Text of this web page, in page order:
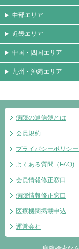
中部エリア
近畿エリア
中国・四国エリア
九州・沖縄エリア
病院の通信簿とは
会員規約
プライバシーポリシー
よくある質問（FAQ)
会員情報修正窓口
病院情報修正窓口
医療機関掲載申込
運営会社